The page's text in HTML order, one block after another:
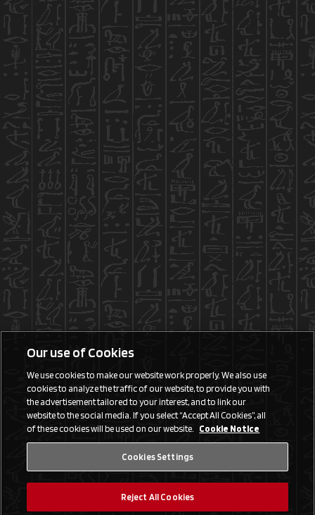
Our use of Cookies
We use cookies to make our website work properly. We also use
cookies to analyze the traffic of our website, to provide you with
the advertisement tailored to your interest, and to link our
website to the social media. If you select “Accept All Cookies”, all
of these cookies will be used on our website. Cookie Notice
Cookies Settings
Reject All Cookies